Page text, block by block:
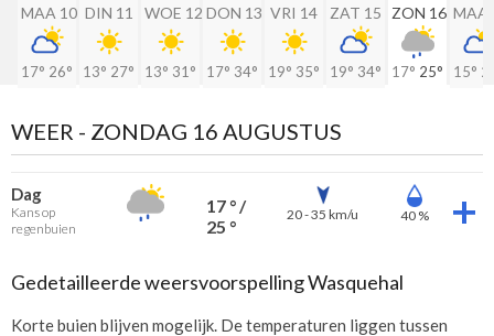
MAA 10
17° 26°
DIN 11
13° 27°
WOE 12
13° 31°
DON 13
17° 34°
VRI 14
19° 35°
ZAT 15
19° 34°
ZON 16
17° 25°
MAA
15°
WEER - ZONDAG 16 AUGUSTUS
Dag
Kans op
regenbuien
17 ° /
25 °
20 - 35 km/u 40 %
Gedetailleerde weersvoorspelling Wasquehal
Korte buien blijven mogelijk. De temperaturen liggen tussen